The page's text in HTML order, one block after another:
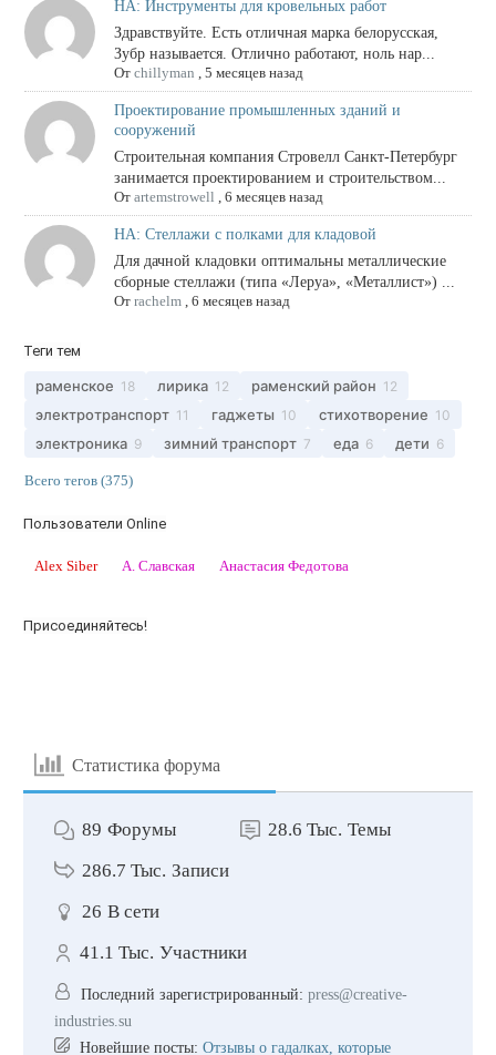
НА: Инструменты для кровельных работ
Здравствуйте. Есть отличная марка белорусская,
Зубр называется. Отлично работают, ноль нар...
От chillyman , 5 месяцев назад
Проектирование промышленных зданий и
сооружений
Строительная компания Стровелл Санкт-Петербург
занимается проектированием и строительством...
От artemstrowell , 6 месяцев назад
НА: Стеллажи с полками для кладовой
Для дачной кладовки оптимальны металлические
сборные стеллажи (типа «Леруа», «Металлист») ...
От rachelm, 6 месяцев назад
Теги тем
раменское 18 лирика 12 раменский район 12
электротранспорт 11 гаджеты 10 стихотворение 10
электроника 9 зимний транспорт 7 еда 6 дети 6
Всего тегов (375)
Пользователи Online
Alex Siber А. Славская Анастасия Федотова
Присоединяйтесь!
Статистика форума
89 Форумы 28.6 Тыс. Темы
286.7 Тыс. Записи
26 В сети
41.1 Тыс. Участники
Последний зарегистрированный: press@creative-
industries.su
Новейшие посты: Отзывы о гадалках, которые